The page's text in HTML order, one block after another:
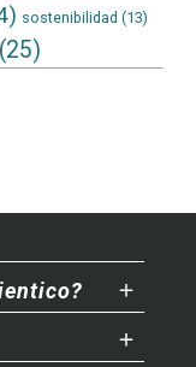
sostenibilidad (13)